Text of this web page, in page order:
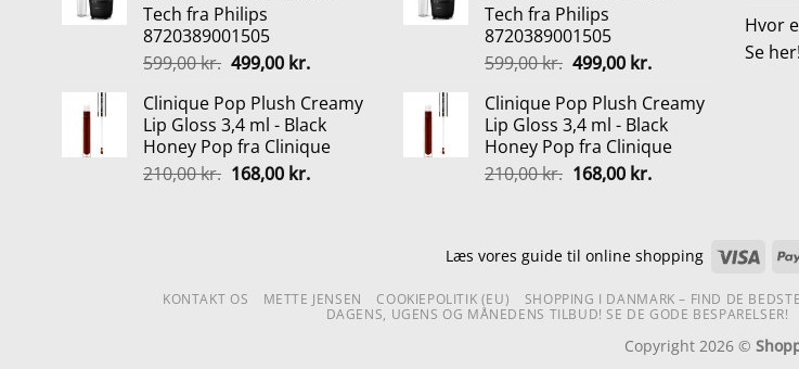
Tech fra Philips
8720389001505
599,00kr. Den
pris
var:
599,00 kr..
499,00 kr.Den
pris
er:
499,00 kr..
Clinique Pop Plush Creamy
Lip Gloss 3,4 ml - Black
Honey Pop fra Clinique
210,00kr. Den
168,00 kr.Den
Tech fra Philips
8720389001505
599,00kr. Den
pris
var:
599,00 kr..
499,00 kr.Den
pris
er:
499,00 kr..
Clinique Pop Plush Creamy
Lip Gloss 3,4 ml - Black
Honey Pop fra Clinique
210,00kr. Den
210,00 kr..
168,00 kr.Den
168,00 kr..
Hvor
Se her!
Læs vores guide til online shopping Visa
KONTAKT OS METTE JENSEN COOKIEPOLITIK (EU) SHOPPING I DANMARK – FIND DE
DAGENS, UGENS OG MÅNEDENS TILBUD! SE DE GODE BESPARELSER!
Copyright 2026 ©